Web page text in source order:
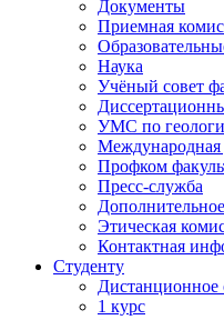
Документы
Приемная
Наука
Учёный совет
УМС по
Международная
Профком
Пресс-служба
Этическая
Контактная
Студенту
Дистанционное
1 курс